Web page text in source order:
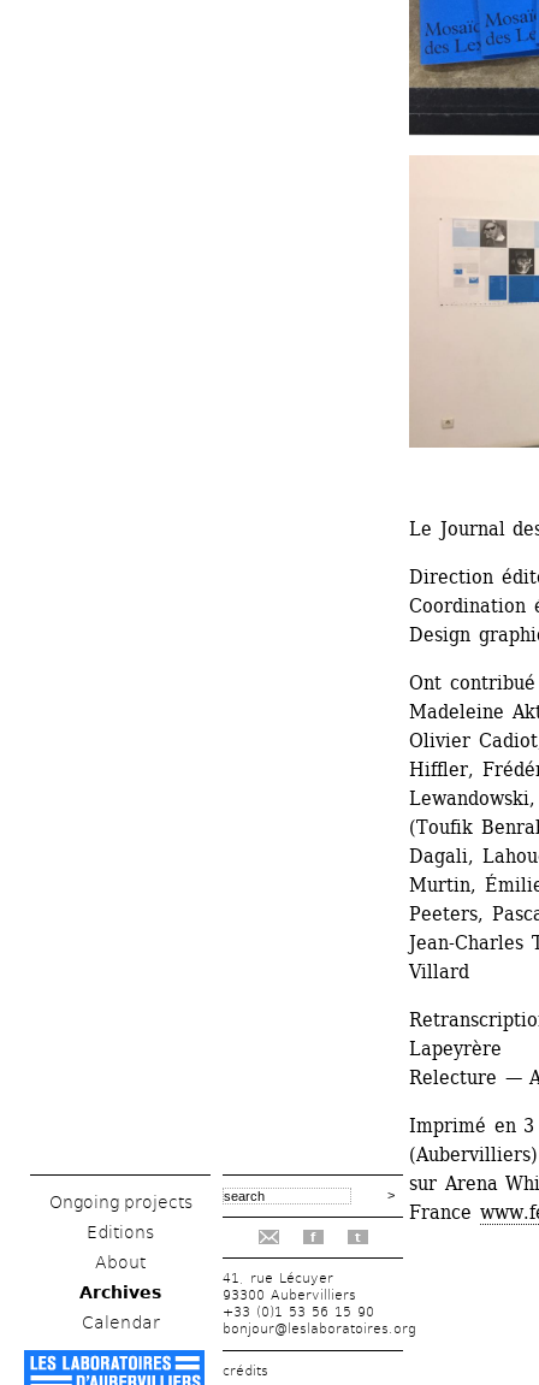
Ongoing projects
Editions
About
Archives
Calendar
f t
41, rue Lécuyer
93300 Aubervilliers
+33 (0)1 53 56 15 90
bonjour@leslaboratoires.org
crédits
Le Journal
Direction
Coordination
Design
Ont
Madeleine
Olivier
Hiffler,
(Toufik
Dagali,
Murtin,
Peeters,
Jean-
Villard
Lapeyrère
Relecture —
Imprimé en
(Aubervilliers)
sur Arena
France